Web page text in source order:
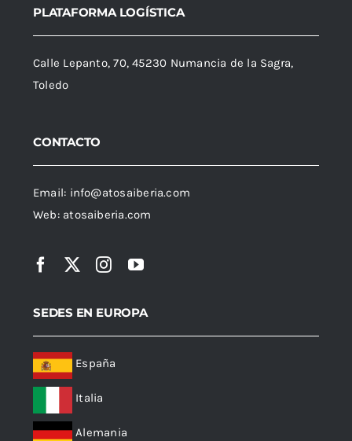
PLATAFORMA LOGÍSTICA
Calle Lepanto, 70, 45230 Numancia de la Sagra,
Toledo
CONTACTO
Email: info@atosaiberia.com
Web: atosaiberia.com
SEDES EN EUROPA
España
Italia
Alemania